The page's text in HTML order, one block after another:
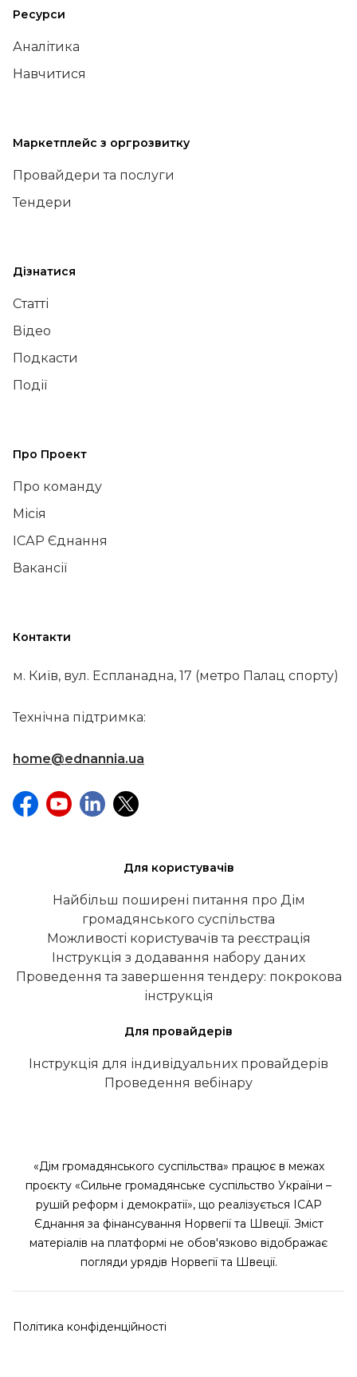
Ресурси
Аналітика
Навчитися
Маркетплейс з оргрозвитку
Провайдери та послуги
Тендери
Дізнатися
Статті
Відео
Подкасти
Події
Про Проект
Про команду
Місія
ІСАР Єднання
Вакансії
Контакти
м. Київ, вул. Еспланадна, 17 (метро Палац спорту)
Технічна підтримка:
home@ednannia.ua
Для користувачів
Найбільш поширені питання про Дім
громадянського суспільства
Можливості користувачів та реєстрація
Інструкція з додавання набору даних
Проведення та завершення тендеру: покрокова
інструкція
Для провайдерів
Інструкція для індивідуальних провайдерів
Проведення вебінару
«Дім громадянського суспільства» працює в межах
проєкту «Сильне громадянське суспільство України –
рушій реформ і демократії», що реалізується ІСАР
Єднання за фінансування Норвегії та Швеції. Зміст
матеріалів на платформі не обов'язково відображає
погляди урядів Норвегії та Швеції.
Політика конфіденційності